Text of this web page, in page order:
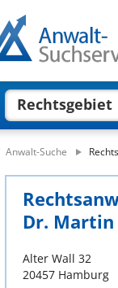
Rechtsgebiet
Anwalt-Suche
Dr.
Alter Wall 32
20457 Hamburg